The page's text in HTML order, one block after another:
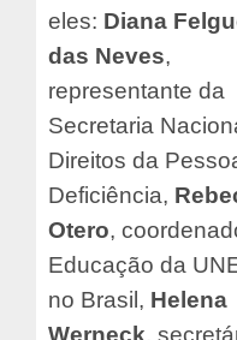
eles: Diana
das Neves,
representante da
Secretaria
Direitos da
Deficiência,
Otero,
Educação da
no Brasil, Helena
Werneck,